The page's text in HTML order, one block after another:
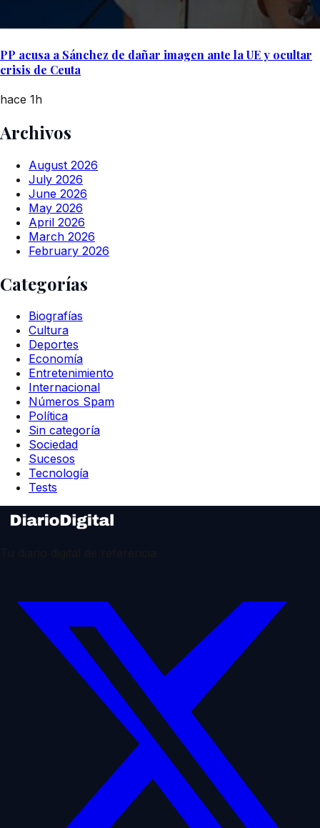
PP acusa a Sánchez de dañar imagen ante la UE y ocultar
crisis de Ceuta
hace 1h
Archivos
August 2026
July 2026
June 2026
May 2026
April 2026
March 2026
February 2026
Categorías
Biografías
Cultura
Deportes
Economía
Entretenimiento
Internacional
Números Spam
Política
Sin categoría
Sociedad
Sucesos
Tecnología
Tests